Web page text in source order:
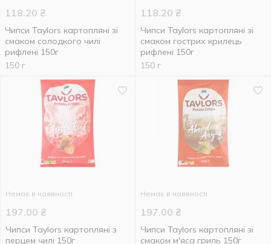
118.20 ₴
Чипси Taylors картопляні зі
смаком солодкого чилі
рифлені 150г
150 г
118.20 ₴
Чипси Taylors картопляні зі
смаком гострих крилець
рифлені 150г
150 г
Немає в наявності
197.00 ₴
Чипси Taylors картопляні з
перцем чилі 150г
Немає в наявності
197.00 ₴
Чипси Taylors картопляні зі
смаком м'яса гриль 150г